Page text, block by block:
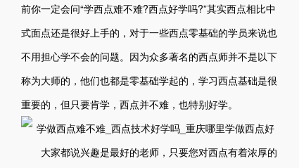
前你一定会问“学西点难不难?西点好学吗?”其实西点相比中
式面点还是很好上手的，对于一些西点零基础的学员来说也
不用担心学不会的问题。因为众多著名的西点师并不是以下
称为大师的，他们也都是零基础学起的，学习西点基础是很
重要的，但只要肯学，西点并不难，也特别好学。
大家都说兴趣是最好的老师，只要您对西点有着浓厚的